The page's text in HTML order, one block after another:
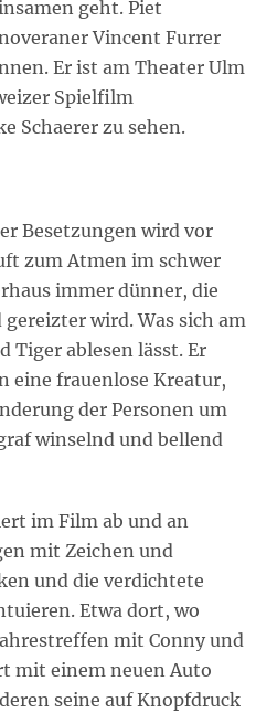
geht. Piet
Vincent Furrer
Er ist am Theater Ulm
Spielfilm
Schaerer zu sehen.
Besetzungen wird vor
zum Atmen im schwer
immer dünner, die
wird. Was sich am
Tiger ablesen lässt. Er
eine frauenlose Kreatur,
der Personen um
winselnd und bellend
im Film ab und an
mit Zeichen und
und die verdichtete
Etwa dort, wo
mit Conny und
mit einem neuen Auto
seine auf Knopfdruck